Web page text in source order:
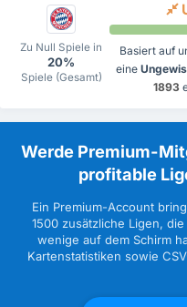
Zu Null Spiele in
20%
Spiele (Gesamt)
Basiert auf
eine
1893
Werde Premium-
profitable
Ein Premium-Account
1500 zusätzliche Ligen,
wenige auf dem Schirm
Kartenstatistiken sowie